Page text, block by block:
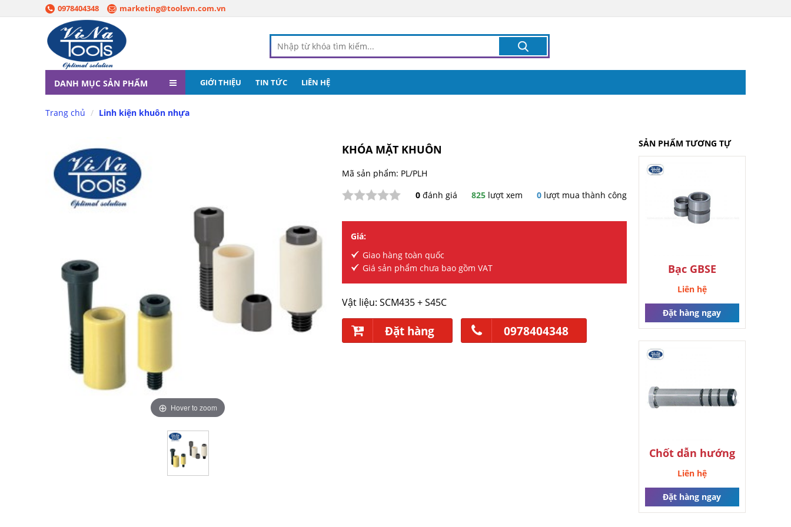
0978404348 marketing@toolsvn.com.vn
DANH MỤC SẢN PHẨM GIỚI THIỆU TIN TỨC LIÊN HỆ
Trang chủ Linh kiện khuôn nhựa
Hover to zoom
KHÓA MẶT KHUÔN
Mã sản phẩm: PL/PLH
0đánh giá 825lượt xem 0 lượt mua thành công
Giá:
Giao hàng toàn quốc
Giá sản phẩm chưa bao gồm VAT
Vật liệu: SCM435 + S45C
Đặt hàng 0978404348
SẢN PHẨM TƯƠNG TỰ
Bạc GBSE
Liên hệ
Đặt hàng ngay
Chốt dẫn hướng
Liên hệ
Đặt hàng ngay